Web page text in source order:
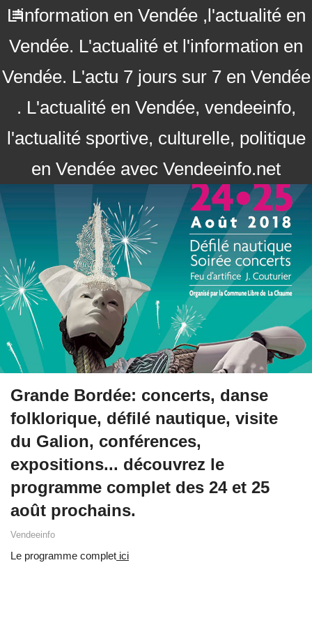
L'information en Vendée ,l'actualité en
Vendée. L'actualité et l'information en
Vendée. L'actu 7 jours sur 7 en Vendée
. L'actualité en Vendée, vendeeinfo,
l'actualité sportive, culturelle, politique
en Vendée avec Vendeeinfo.net
Grande Bordée: concerts, danse
folklorique, défilé nautique, visite
du Galion, conférences,
expositions... découvrez le
programme complet des 24 et 25
août prochains.
Vendeeinfo
Le programme complet ici